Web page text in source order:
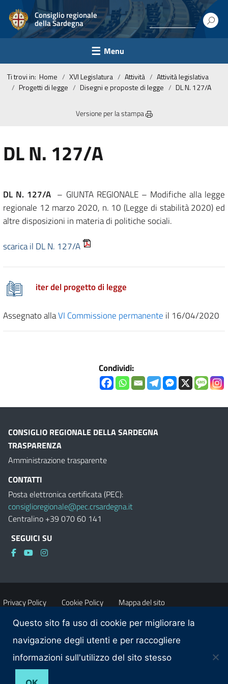
Consiglio regionale
della Sardegna
Menu
Ti trovi in: Home XVI Legislatura Attività
Attività legislativa
Progetti di legge
Disegni e proposte di legge DL N. 127/A
Versione per la stampa
DL N. 127/A
DL N. 127/A – GIUNTA REGIONALE – Modifiche alla legge
regionale 12 marzo 2020, n. 10 (Legge di stabilità 2020) ed
altre disposizioni in materia di politiche sociali.
scarica il DL N. 127/A
iter del progetto di legge
Assegnato allaVI Commissione permanente il 16/04/2020
Condividi:
CONSIGLIO REGIONALE DELLA SARDEGNA
TRASPARENZA
Amministrazione trasparente
CONTATTI
Posta elettronica certificata (PEC):
consiglioregionale@pec.crsardegna.it
Centralino +39 070 60 141
SEGUICI SU
Privacy Policy Cookie Policy Mappa del sito
Accessibilità Dichiarazione di accessibilità
Obiettivi di accessibilità Contatti
Questo sito fa uso di cookie per migliorare la
navigazione degli utenti e per raccogliere
informazioni sull'utilizzo del sito stesso